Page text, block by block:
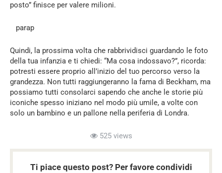
posto” finisce per valere milioni.
parap
Quindi, la prossima volta che rabbrividisci guardando le foto
della tua infanzia e ti chiedi: “Ma cosa indossavo?”, ricorda:
potresti essere proprio all’inizio del tuo percorso verso la
grandezza. Non tutti raggiungeranno la fama di Beckham, ma
possiamo tutti consolarci sapendo che anche le storie più
iconiche spesso iniziano nel modo più umile, a volte con
solo un bambino e un pallone nella periferia di Londra.
525 views
Ti piace questo post? Per favore condividi